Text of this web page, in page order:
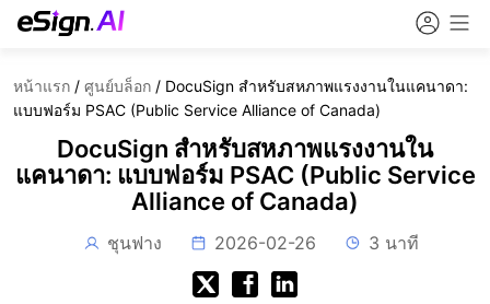
หน้าแรก / ศูนย์บล็อก / DocuSign สำหรับสหภาพแรงงานในแคนาดา:
แบบฟอร์ม PSAC (Public Service Alliance of Canada)
DocuSign สำหรับสหภาพแรงงานใน
แคนาดา: แบบฟอร์ม PSAC (Public Service
Alliance of Canada)
ชุนฟาง 2026-02-26 3 นาที